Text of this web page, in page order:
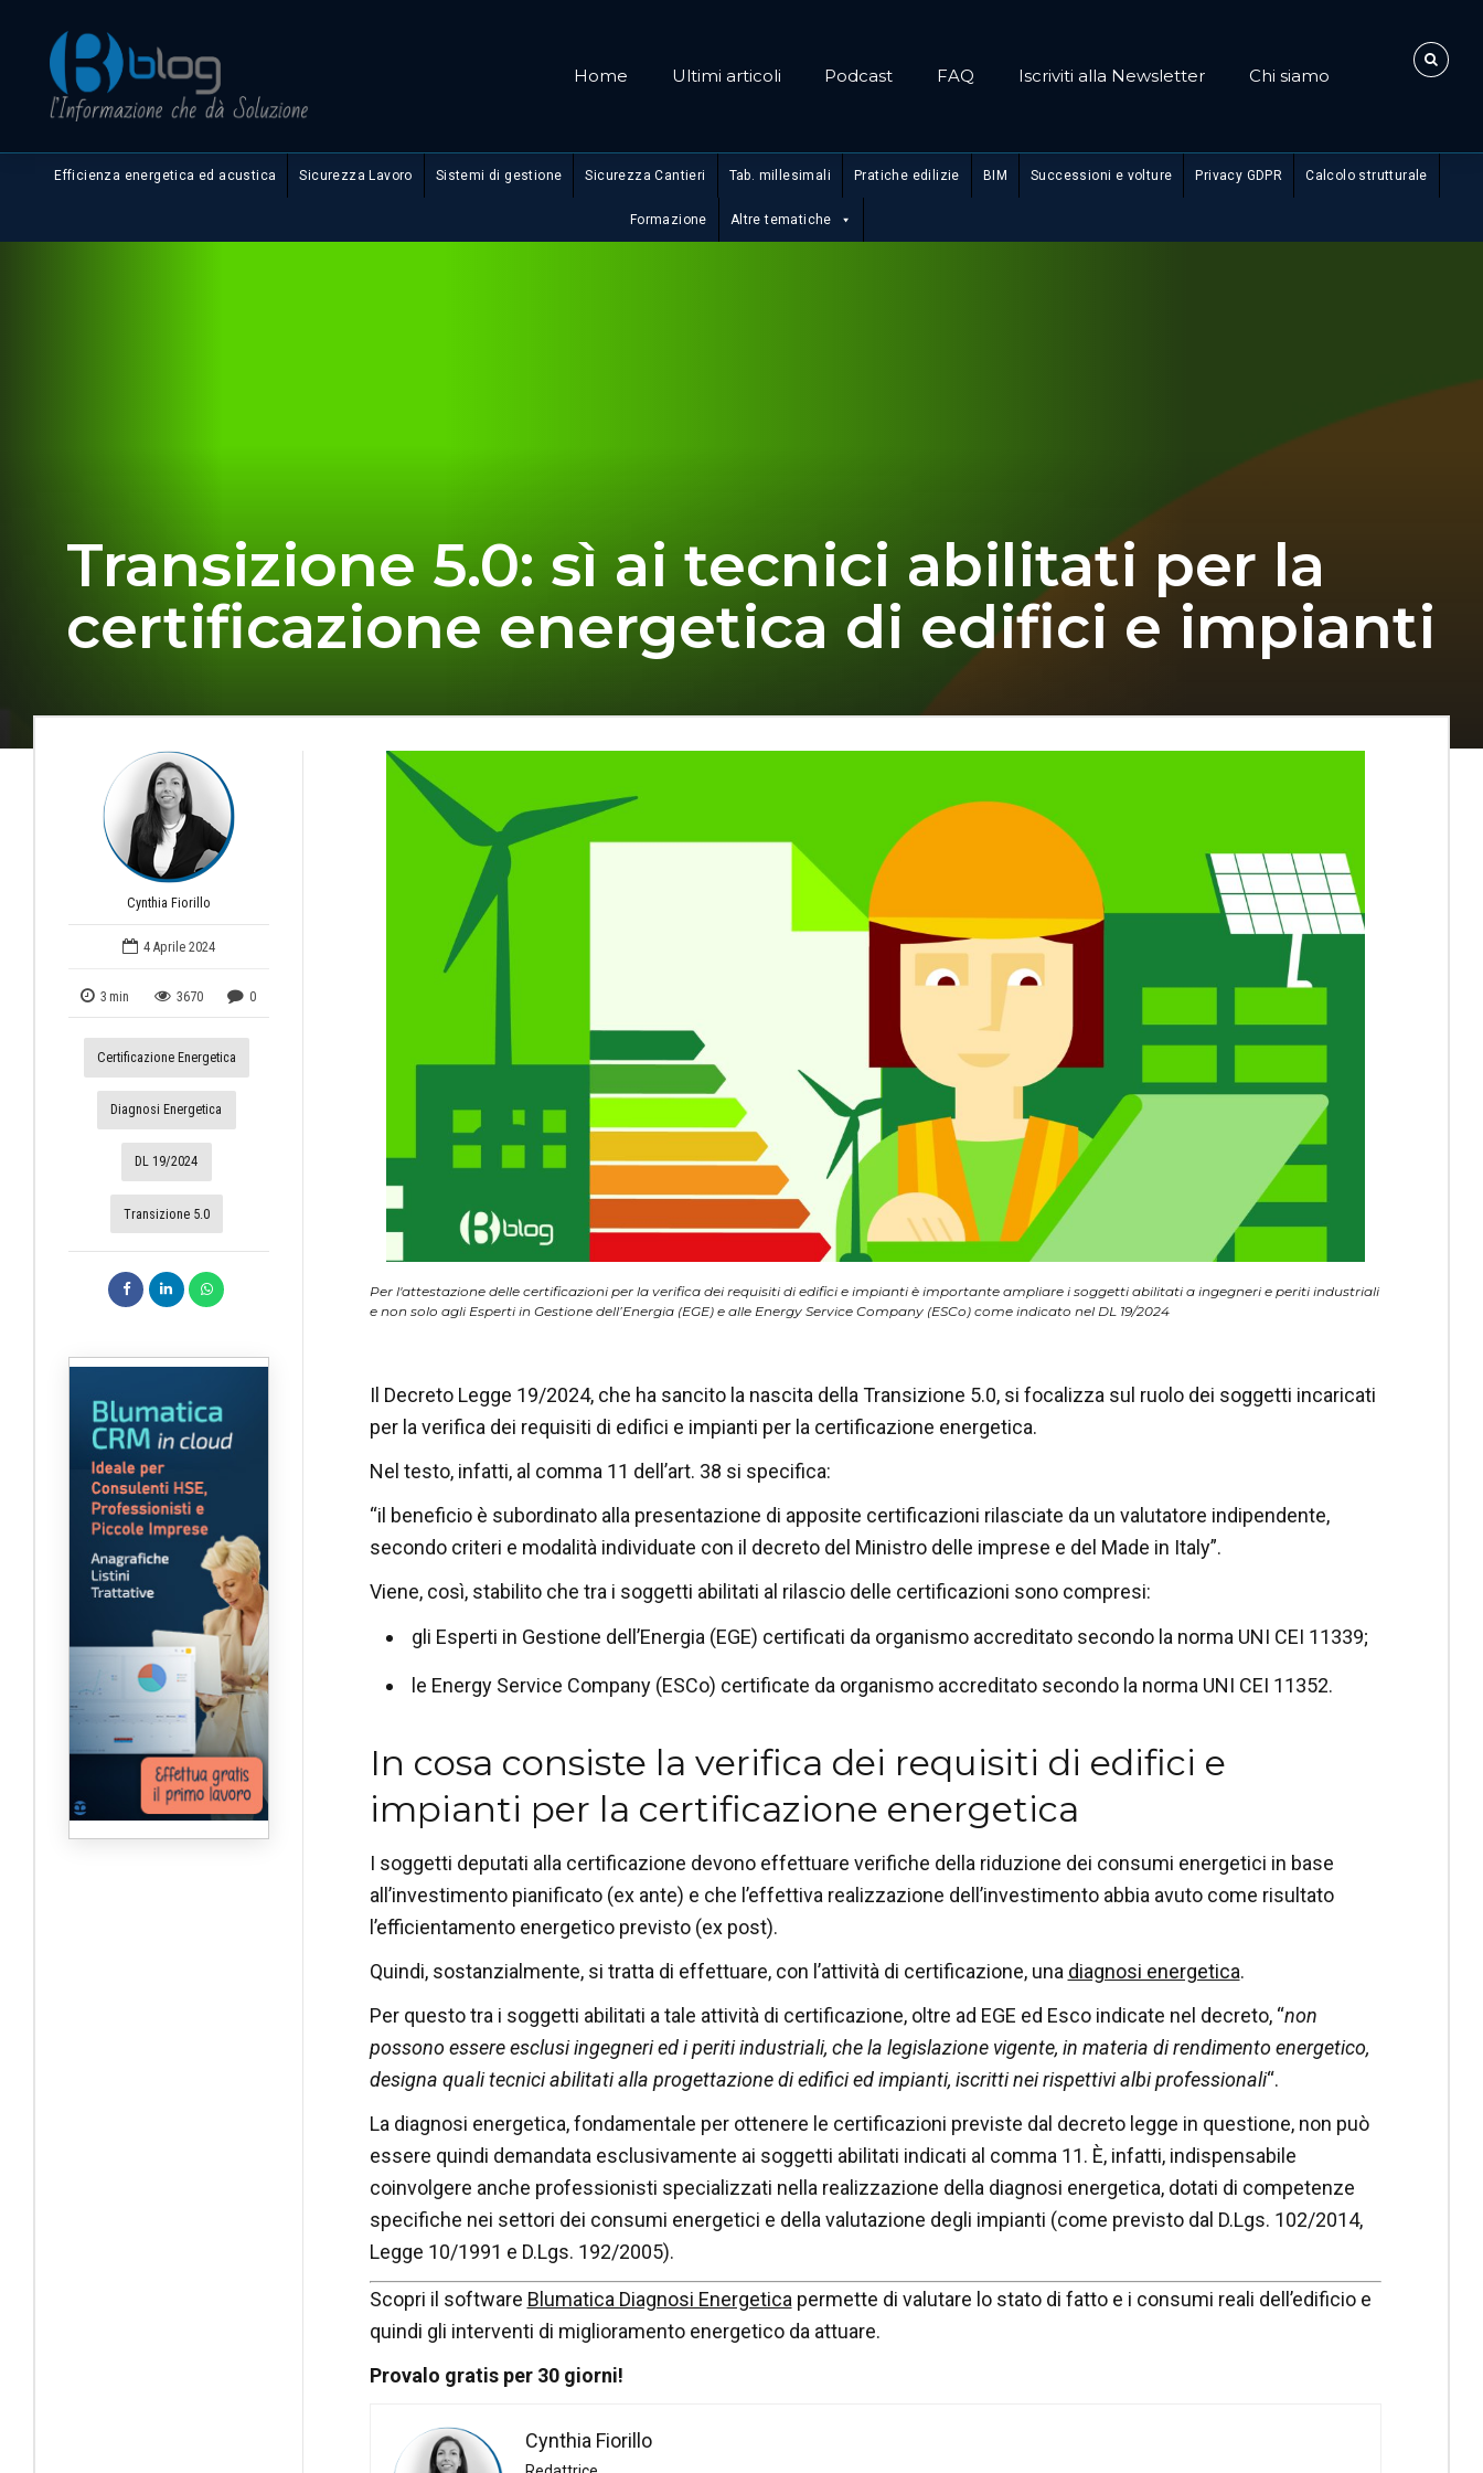
Home Ultimi articoli Podcast FAQ Iscriviti alla Newsletter Chi siamo
Efficienza energetica ed acustica Sicurezza Lavoro Sistemi di gestione Sicurezza Cantieri Tab. millesimali Pratiche edilizie BIM Successioni e volture Privacy GDPR Calcolo strutturale
Formazione Altre tematiche
Transizione 5.0: sì ai tecnici abilitati per la
certificazione energetica di edifici e impianti
Cynthia Fiorillo
4 Aprile 2024
3 min 3670 0
Certificazione Energetica
Diagnosi Energetica
DL 19/2024
Transizione 5.0
Per l'attestazione delle certificazioni per la verifica dei requisiti di edifici e impianti è importante ampliare i soggetti abilitati a ingegneri e periti industriali
e non solo agli Esperti in Gestione dell’Energia (EGE) e alle Energy Service Company (ESCo) come indicato nel DL 19/2024
Il Decreto Legge 19/2024, che ha sancito la nascita della Transizione 5.0, si focalizza sul ruolo dei soggetti incaricati
per la verifica dei requisiti di edifici e impianti per la certificazione energetica.
Nel testo, infatti, al comma 11 dell’art. 38 si specifica:
“il beneficio è subordinato alla presentazione di apposite certificazioni rilasciate da un valutatore indipendente,
secondo criteri e modalità individuate con il decreto del Ministro delle imprese e del Made in Italy”.
Viene, così, stabilito che tra i soggetti abilitati al rilascio delle certificazioni sono compresi:
gli Esperti in Gestione dell’Energia (EGE) certificati da organismo accreditato secondo la norma UNI CEI 11339;
le Energy Service Company (ESCo) certificate da organismo accreditato secondo la norma UNI CEI 11352.
In cosa consiste la verifica dei requisiti di edifici e
impianti per la certificazione energetica
I soggetti deputati alla certificazione devono effettuare verifiche della riduzione dei consumi energetici in base
all’investimento pianificato (ex ante) e che l’effettiva realizzazione dell’investimento abbia avuto come risultato
l’efficientamento energetico previsto (ex post).
Quindi, sostanzialmente, si tratta di effettuare, con l’attività di certificazione, una diagnosi energetica.
Per questo tra i soggetti abilitati a tale attività di certificazione, oltre ad EGE ed Esco indicate nel decreto, “non
possono essere esclusi ingegneri ed i periti industriali, che la legislazione vigente, in materia di rendimento energetico,
designa quali tecnici abilitati alla progettazione di edifici ed impianti, iscritti nei rispettivi albi professionali“.
La diagnosi energetica, fondamentale per ottenere le certificazioni previste dal decreto legge in questione, non può
essere quindi demandata esclusivamente ai soggetti abilitati indicati al comma 11. È, infatti, indispensabile
coinvolgere anche professionisti specializzati nella realizzazione della diagnosi energetica, dotati di competenze
specifiche nei settori dei consumi energetici e della valutazione degli impianti (come previsto dal D.Lgs. 102/2014,
Legge 10/1991 e D.Lgs. 192/2005).
Scopri il software Blumatica Diagnosi Energetica permette di valutare lo stato di fatto e i consumi reali dell’edificio e
quindi gli interventi di miglioramento energetico da attuare.
Provalo gratis per 30 giorni!
Cynthia Fiorillo